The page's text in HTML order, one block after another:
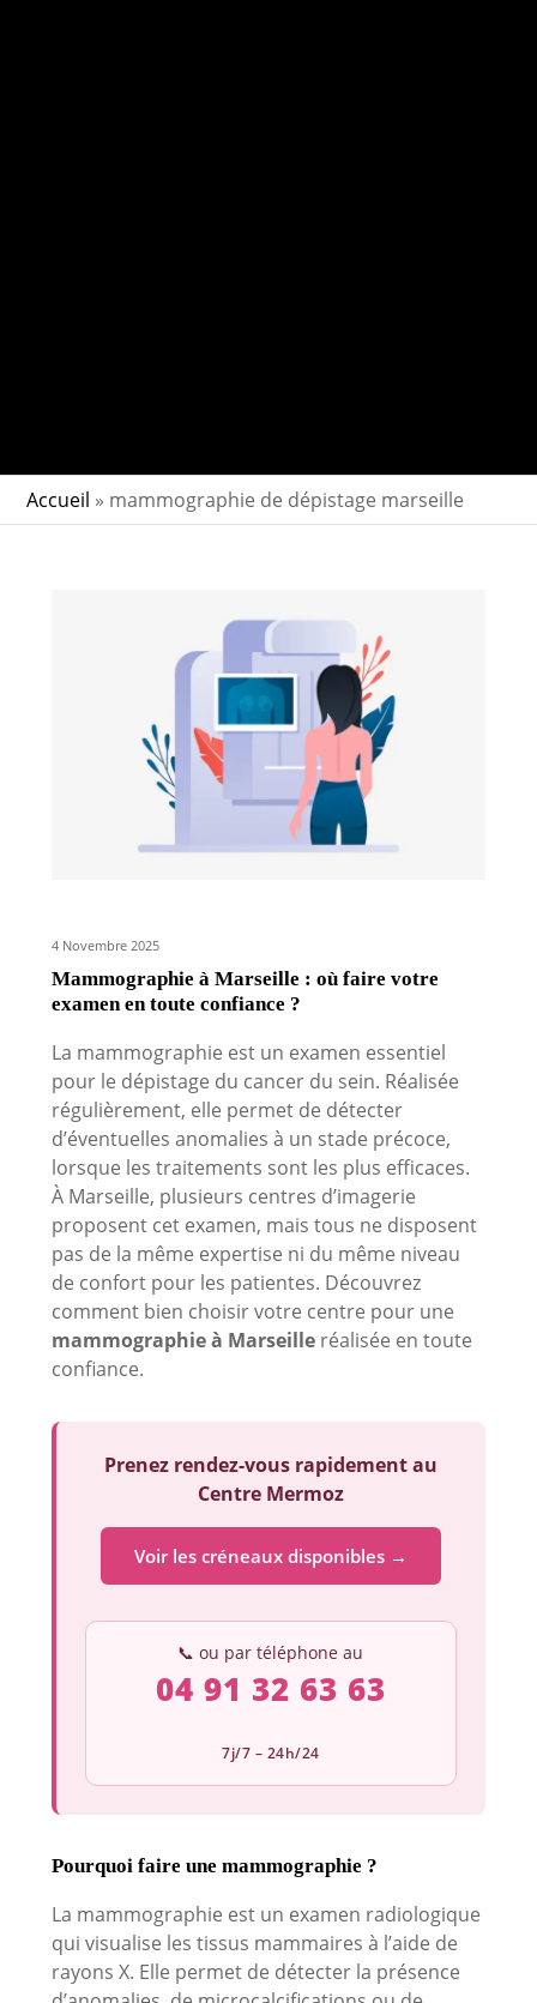
Accueil » mammographie de dépistage marseille
4 Novembre 2025
Mammographie à Marseille : où faire votre
examen en toute confiance ?
La mammographie est un examen essentiel
pour le dépistage du cancer du sein. Réalisée
régulièrement, elle permet de détecter
d’éventuelles anomalies à un stade précoce,
lorsque les traitements sont les plus efficaces.
À Marseille, plusieurs centres d’imagerie
proposent cet examen, mais tous ne disposent
pas de la même expertise ni du même niveau
de confort pour les patientes. Découvrez
comment bien choisir votre centre pour une
mammographie à Marseilleréalisée en toute
confiance.
Prenez rendez-vous rapidement au
Centre Mermoz
Voir les créneaux disponibles →
📞 ou par téléphone au
04 91 32 63 63
7j/7 – 24h/24
Pourquoi faire une mammographie ?
La mammographie est un examen radiologique
qui visualise les tissus mammaires à l’aide de
rayons X. Elle permet de détecter la présence